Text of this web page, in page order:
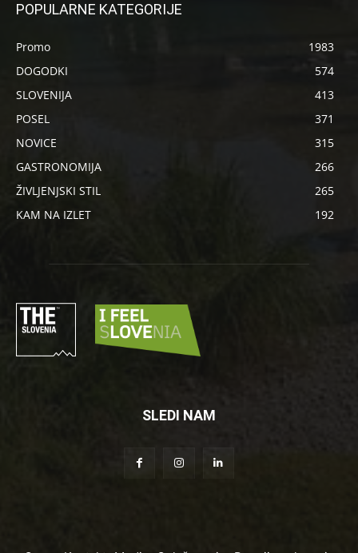
POPULARNE KATEGORIJE
Promo
1983
DOGODKI
574
SLOVENIJA
413
POSEL
371
NOVICE
315
GASTRONOMIJA
266
ŽIVLJENJSKI STIL
265
KAM NA IZLET
192
SLEDI NAM